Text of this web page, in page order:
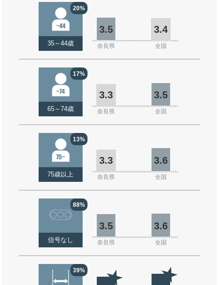
20%
35～44歳
3.5 3.4
奈良県 全国
17%
65～74歳
3.3 3.5
奈良県 全国
13%
75歳以上
3.3 3.6
奈良県 全国
88%
信号なし
3.5 3.6
奈良県 全国
39%